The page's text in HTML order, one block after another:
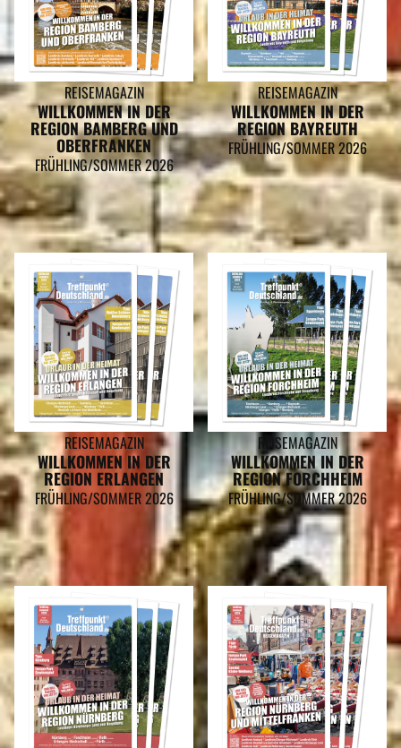
REISEMAGAZIN
WILLKOMMEN IN DER
REGION BAMBERG UND
OBERFRANKEN
FRÜHLING/SOMMER 2026
REISEMAGAZIN
WILLKOMMEN IN DER
REGION BAYREUTH
FRÜHLING/SOMMER 2026
REISEMAGAZIN
WILLKOMMEN IN DER
REGION ERLANGEN
FRÜHLING/SOMMER 2026
REISEMAGAZIN
WILLKOMMEN IN DER
REGION FORCHHEIM
FRÜHLING/SOMMER 2026